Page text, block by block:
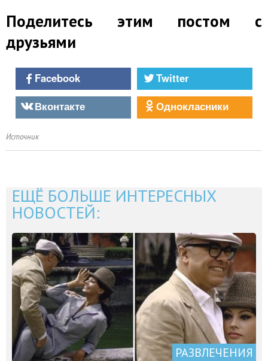
Поделитесь этим постом с
друзьями
Facebook
Twitter
Вконтакте
Однокласники
Источник
ЕЩЁ БОЛЬШЕ ИНТЕРЕСНЫХ
НОВОСТЕЙ:
РАЗВЛЕЧЕНИЯ